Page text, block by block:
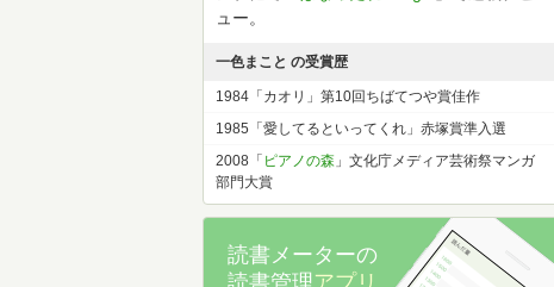
ュー。
一色まこと の受賞歴
1984「カオリ」第10回ちばてつや賞佳作
1985「愛してるといってくれ」赤塚賞準入選
2008「 ピアノの森 」文化庁メディア芸術祭マンガ
部門大賞
読書メーターの
読書管理アプリ